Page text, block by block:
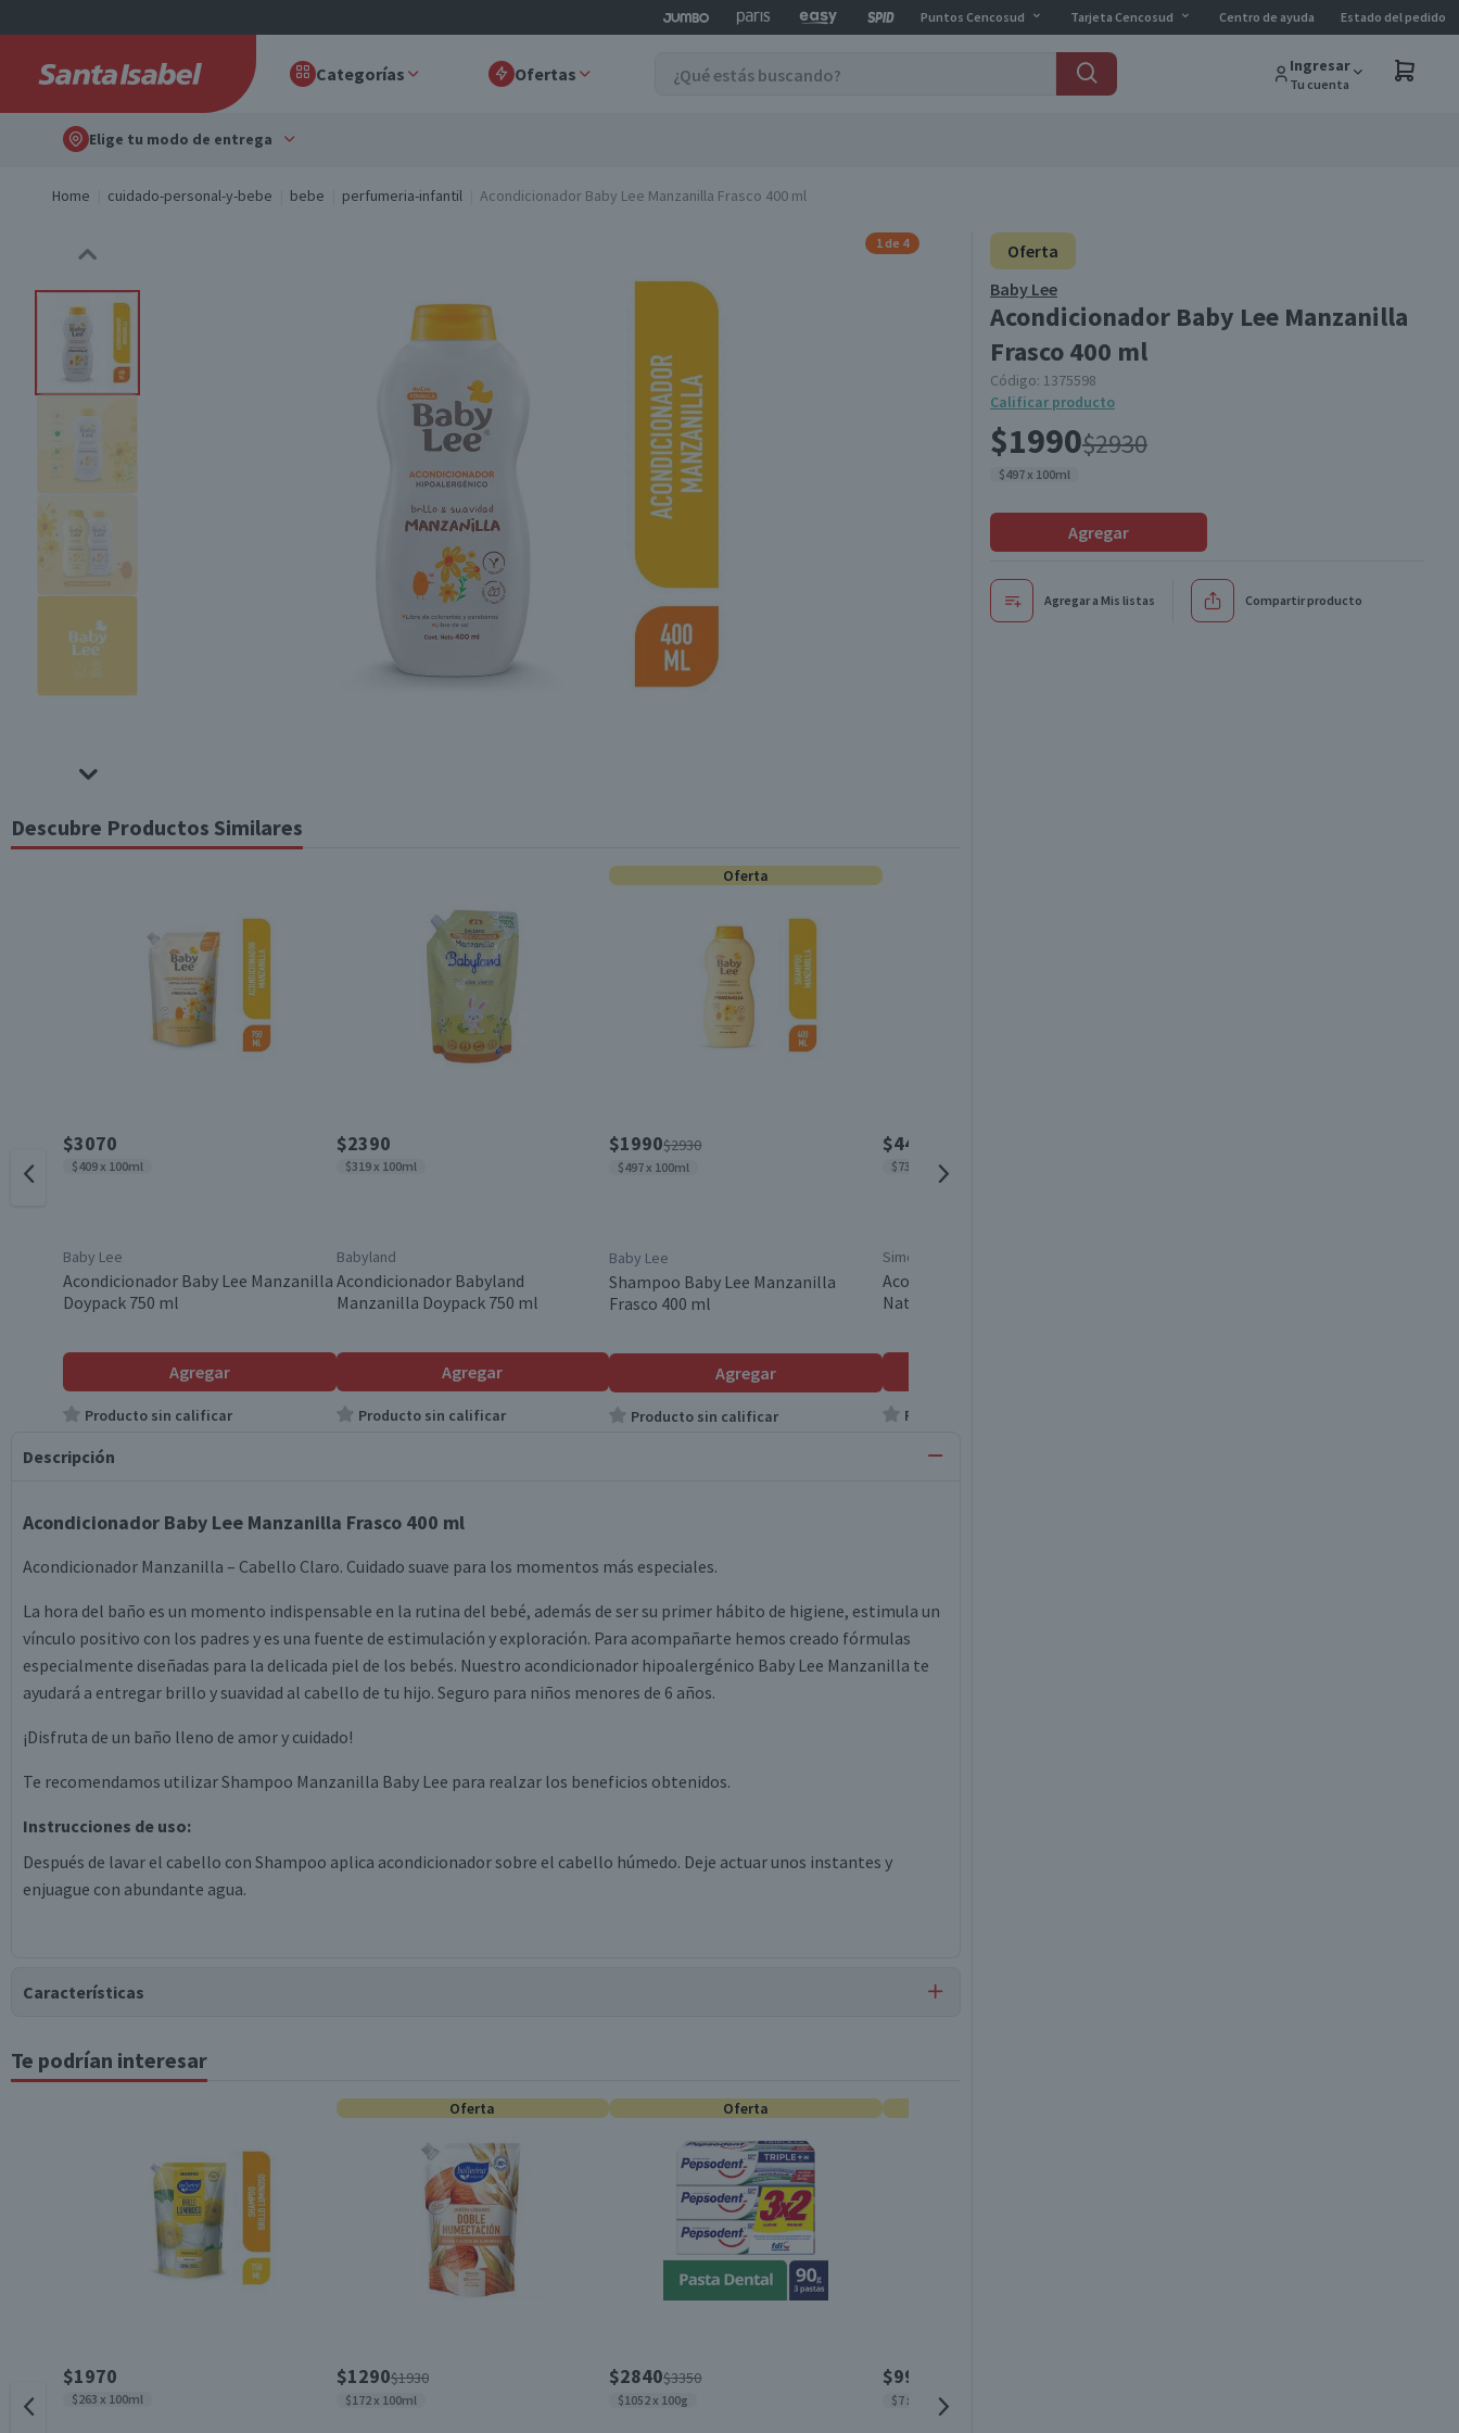
Puntos Cencosud Tarjeta Cencosud Centro de ayuda Estado del pedido
Categorías Ofertas Ingresar
Tu cuenta
Elige tu modo de entrega
Home cuidado-personal-y-bebe bebe perfumeria-infantil Acondicionador Baby Lee Manzanilla Frasco 400 ml
Oferta
Baby Lee
Acondicionador Baby Lee Manzanilla
Frasco 400 ml
Código: 1375598
Calificar producto
$1990$2930
$497 x 100ml
Agregar
Agregar a Mis listas Compartir producto
1 de 4
Descubre Productos Similares
$3070
$409 x 100ml
Baby Lee
Acondicionador Baby Lee Manzanilla
Doypack 750 ml
Agregar
Producto sin calificar
$2390
$319 x 100ml
Babyland
Acondicionador Babyland
Manzanilla Doypack 750 ml
Agregar
Producto sin calificar
Oferta
$1990$2930
$497 x 100ml
Baby Lee
Shampoo Baby Lee Manzanilla
Frasco 400 ml
Agregar
Producto sin calificar
$4490
$736 x 100ml
Simond's
Acondicionador Simond's Manzanilla
Natural 610 ml
Producto sin calificar
Descripción
Acondicionador Baby Lee Manzanilla Frasco 400 ml
Acondicionador Manzanilla – Cabello Claro. Cuidado suave para los momentos más especiales.
La hora del baño es un momento indispensable en la rutina del bebé, además de ser su primer hábito de higiene, estimula un
vínculo positivo con los padres y es una fuente de estimulación y exploración. Para acompañarte hemos creado fórmulas
especialmente diseñadas para la delicada piel de los bebés. Nuestro acondicionador hipoalergénico Baby Lee Manzanilla te
ayudará a entregar brillo y suavidad al cabello de tu hijo. Seguro para niños menores de 6 años.
¡Disfruta de un baño lleno de amor y cuidado!
Te recomendamos utilizar Shampoo Manzanilla Baby Lee para realzar los beneficios obtenidos.
Instrucciones de uso:
Después de lavar el cabello con Shampoo aplica acondicionador sobre el cabello húmedo. Deje actuar unos instantes y
enjuague con abundante agua.
Características
Tipo de Producto
No
Frasco
400 ml
Te podrían interesar
$1970
$263 x 100ml
Oferta
$1290$1930
$172 x 100ml
Oferta
$2840$3350
$1052 x 100g
$990
$7 x un